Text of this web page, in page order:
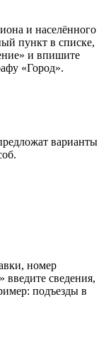
и населённого
пункт в списке,
и впишите
«Город».
варианты
номер
введите сведения,
подъезды в